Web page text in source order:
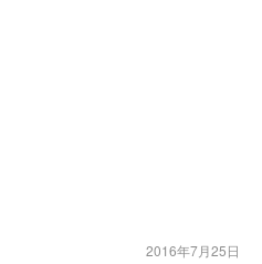
2016年7月25日